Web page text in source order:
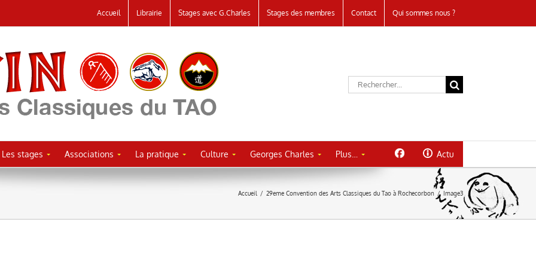
Accueil Librairie Stages avec G.Charles Stages des membres Contact Qui sommes nous ?
Rechercher:
Les stages Associations La pratique Culture Georges Charles Plus… Actu
Accueil / 29eme Convention des Arts Classiques du Tao à Rochecorbon / Image3